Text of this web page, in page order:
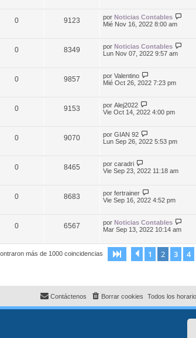
0 9123 por Noticias Contables
Mié Nov 16, 2022 8:00 am
0 8349 por Noticias Contables
Lun Nov 07, 2022 9:57 am
0 9857 por Valentino
Mié Oct 26, 2022 7:23 pm
0 9153 por Alej2022
Vie Oct 14, 2022 4:00 pm
0 9070 por GIAN 92
Lun Sep 26, 2022 5:53 pm
0 8465 por caradri
Vie Sep 23, 2022 11:18 am
0 8683 por fertrainer
Vie Sep 16, 2022 4:52 pm
0 6567 por Noticias Contables
Mar Sep 13, 2022 10:14 am
más de 1000 coincidencias Página2 de 40
Anterior
1 2 3 4
Todos los
Borrar cookies
Contáctenos